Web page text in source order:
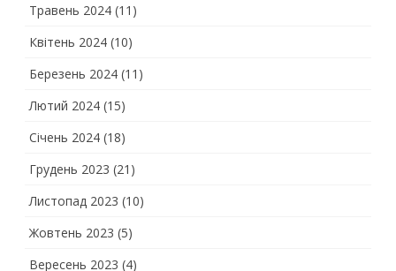
Травень 2024 (11)
Квітень 2024 (10)
Березень 2024 (11)
Лютий 2024 (15)
Січень 2024 (18)
Грудень 2023 (21)
Листопад 2023 (10)
Жовтень 2023 (5)
Вересень 2023 (4)